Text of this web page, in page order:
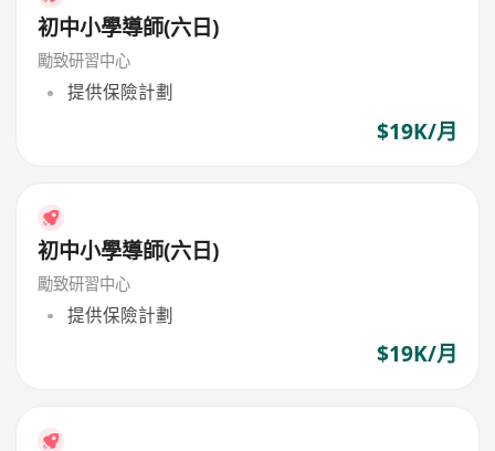
初中小學導師(六日)
勵致研習中心
提供保險計劃
$19K/月
初中小學導師(六日)
勵致研習中心
提供保險計劃
$19K/月